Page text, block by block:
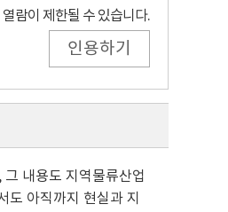
람이 제한될 수 있습니다.
인용하기
내용도 지역물류산업
도 아직까지 현실과 지